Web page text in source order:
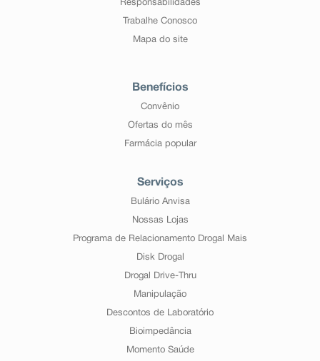
Responsabilidades
Trabalhe Conosco
Mapa do site
Benefícios
Convênio
Ofertas do mês
Farmácia popular
Serviços
Bulário Anvisa
Nossas Lojas
Programa de Relacionamento Drogal Mais
Disk Drogal
Drogal Drive-Thru
Manipulação
Descontos de Laboratório
Bioimpedância
Momento Saúde